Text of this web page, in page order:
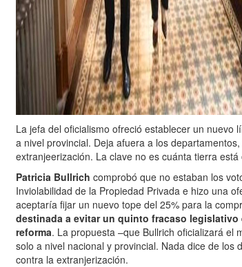
La jefa del oficialismo ofreció establecer un nuevo
a nivel provincial. Deja afuera a los
extranjeerización. La clave no es cuánta tierra
Patricia Bullrich comprobó que no estaban los
Inviolabilidad de la Propiedad Privada e hizo una
aceptaría fijar un nuevo tope del 25% para la
destinada a evitar un quinto fracaso
reforma. La propuesta –que Bullrich oficializará el
solo a nivel nacional y provincial. Nada dice de
contra la extranjerización.